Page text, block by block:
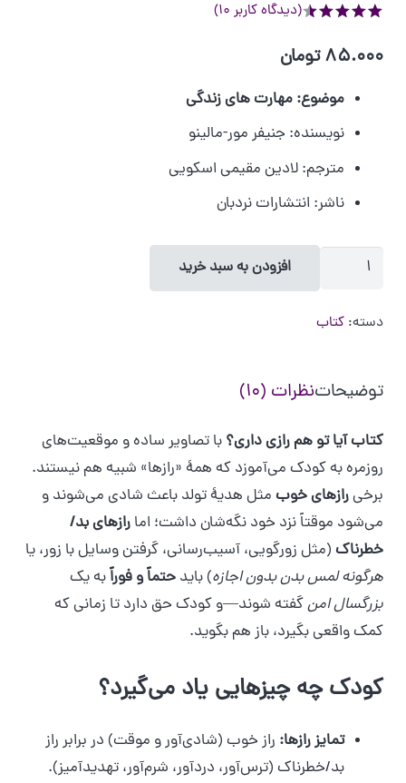
(دیدگاه کاربر 10
)
85.000 تومان
موضوع:مهارت های زندگی
نویسنده: جنیفر مور-مالینو
مترجم:لادین مقیمی اسکویی
ناشر: انتشارات نردبان
کتاب
تو
داری؟
افزودن به سبد خرید
دسته:کتاب
توضیحاتنظرات (10)
کتاب آیا تو هم رازی داری؟با تصاویر ساده و موقعیت‌های
روزمره به کودک می‌آموزد که همهٔ «رازها» شبیه هم نیستند.
برخیرازهای خوب مثل هدیهٔ تولد باعث شادی می‌شوند و
می‌شود موقتاً نزد خود نگه‌شان داشت؛ امارازهای بد/
خطرناک (مثل زورگویی، آسیب‌رسانی، گرفتن وسایل با زور، یا
هرگونه لمس بدن بدون اجازه) بایدحتماً و فوراًبه یک
بزرگسال امنگفته شوند—و کودک حق دارد تا زمانی که
کمک واقعی بگیرد، باز هم بگوید.
کودک چه چیزهایی یاد می‌گیرد؟
تمایز رازها: راز خوب (شادی‌آور و موقت) در برابر راز
بد/خطرناک (ترس‌آور، دردآور، شرم‌آور، تهدیدآمیز).